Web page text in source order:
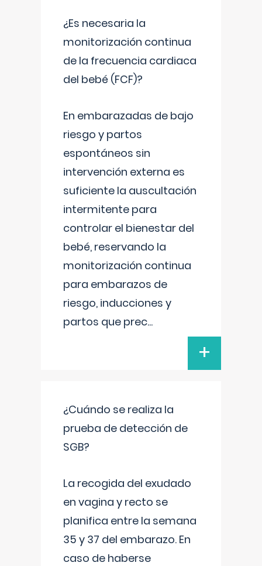
¿Es necesaria la
monitorización continua
de la frecuencia cardiaca
del bebé (FCF)?
En embarazadas de bajo
riesgo y partos
espontáneos sin
intervención externa es
suficiente la auscultación
intermitente para
controlar el bienestar del
bebé, reservando la
monitorización continua
para embarazos de
riesgo, inducciones y
partos que prec...
+
¿Cuándo se realiza la
prueba de detección de
SGB?
La recogida del exudado
en vagina y recto se
planifica entre la semana
35 y 37 del embarazo. En
caso de haberse